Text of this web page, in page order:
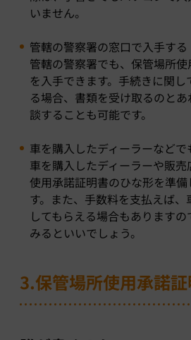
いません。
管轄の警察署の窓口で入手する
管轄の警察署でも、保管場所
を入手できます。手続きに関
る場合、書類を受け取るのと
談することも可能です。
車を購入したディーラーなど
車を購入したディーラーや販
使用承諾証明書のひな形を準
す。また、手数料を支払えば
してもらえる場合もあります
みるといいでしょう。
3.保管場所使用承諾